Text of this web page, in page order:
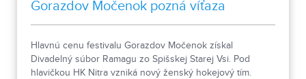
Gorazdov Močenok pozná víťaza
Hlavnú cenu festivalu Gorazdov Močenok získal
Divadelný súbor Ramagu zo Spišskej Starej Vsi. Pod
hlavičkou HK Nitra vzniká nový ženský hokejový tím.